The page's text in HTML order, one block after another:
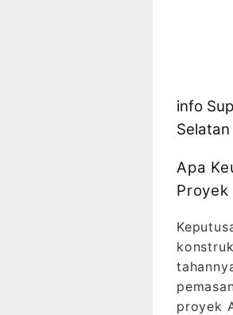
info
Selatan
Apa
Proyek
proyek